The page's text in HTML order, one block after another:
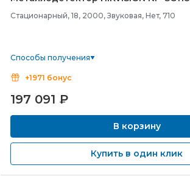
Стационарный, 18, 2000, Звуковая, Нет, 710
Способы получения
+1971 бонус
197 091 ₽
В корзину
Купить в один клик